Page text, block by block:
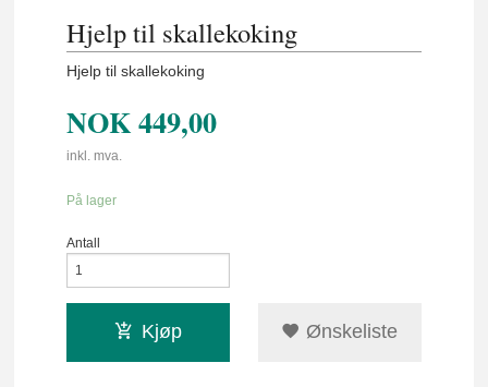
Hjelp til skallekoking
Hjelp til skallekoking
NOK449,00
inkl. mva.
På lager
Antall
Kjøp Ønskeliste